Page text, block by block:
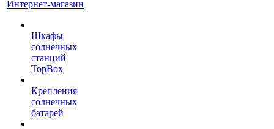
Интернет-магазин
Шкафы
солнечных
станций
TopBox
Крепления
солнечных
батарей